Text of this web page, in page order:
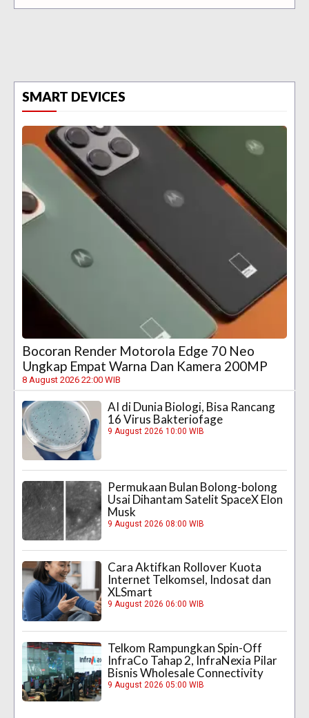
SMART DEVICES
Bocoran Render Motorola Edge 70 Neo
Ungkap Empat Warna Dan Kamera 200MP
8 August 2026 22:00 WIB
AI di Dunia Biologi, Bisa Rancang
16 Virus Bakteriofage
9 August 2026 10:00 WIB
Permukaan Bulan Bolong-bolong
Usai Dihantam Satelit SpaceX Elon
Musk
9 August 2026 08:00 WIB
Cara Aktifkan Rollover Kuota
Internet Telkomsel, Indosat dan
XLSmart
9 August 2026 06:00 WIB
Telkom Rampungkan Spin-Off
InfraCo Tahap 2, InfraNexia Pilar
Bisnis Wholesale Connectivity
9 August 2026 05:00 WIB